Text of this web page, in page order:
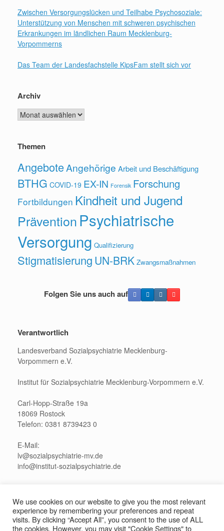
Zwischen Versorgungslücken und Teilhabe Psychosoziale:
Unterstützung von Menschen mit schweren psychischen
Erkrankungen im ländlichen Raum Mecklenburg-
Vorpommerns
Das Team der Landesfachstelle KipsFam stellt sich vor
Archiv
Archiv
Themen
AngeboteAngehörige Arbeit und Beschäftigung
BTHG COVID-19 EX-IN Forensik Forschung
Fortbildungen Kindheit und Jugend
PräventionPsychiatrische
Versorgung Qualifizierung
Stigmatisierung UN-BRK Zwangsmaßnahmen
Folgen Sie uns auch auf
Verantwortlich
Landesverband Sozialpsychiatrie Mecklenburg-
Vorpommern e.V.
Institut für Sozialpsychiatrie Mecklenburg-Vorpommern e.V.
Carl-Hopp-Straße 19a
18069 Rostock
Telefon: 0381 8739423 0
E-Mail:
lv@sozialpsychiatrie-mv.de
info@institut-sozialpsychiatrie.de
presse@sozialpsychiatrie-mv.de
We use cookies on our website to give you the most relevant
experience by remembering your preferences and repeat
visits. By clicking “Accept All”, you consent to the use of ALL
the cookies. However, you may visit "Cookie Settings" to